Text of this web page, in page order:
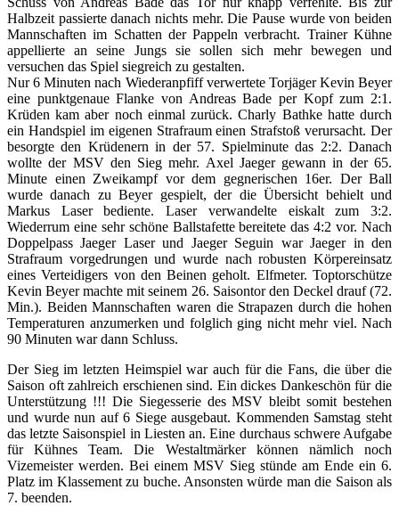
Halbzeit passierte danach nichts mehr. Die Pause wurde von beiden
Mannschaften im Schatten der Pappeln verbracht. Trainer Kühne
appellierte an seine Jungs sie sollen sich mehr bewegen und
versuchen das Spiel siegreich zu gestalten.
Nur 6 Minuten nach Wiederanpfiff verwertete Torjäger Kevin Beyer
eine punktgenaue Flanke von Andreas Bade per Kopf zum 2:1.
Krüden kam aber noch einmal zurück. Charly Bathke hatte durch
ein Handspiel im eigenen Strafraum einen Strafstoß verursacht. Der
besorgte den Krüdenern in der 57. Spielminute das 2:2. Danach
wollte der MSV den Sieg mehr. Axel Jaeger gewann in der 65.
Minute einen Zweikampf vor dem gegnerischen 16er. Der Ball
wurde danach zu Beyer gespielt, der die Übersicht behielt und
Markus Laser bediente. Laser verwandelte eiskalt zum 3:2.
Wiederrum eine sehr schöne Ballstafette bereitete das 4:2 vor. Nach
Doppelpass Jaeger Laser und Jaeger Seguin war Jaeger in den
Strafraum vorgedrungen und wurde nach robusten Körpereinsatz
eines Verteidigers von den Beinen geholt. Elfmeter. Toptorschütze
Kevin Beyer machte mit seinem 26. Saisontor den Deckel drauf (72.
Min.). Beiden Mannschaften waren die Strapazen durch die hohen
Temperaturen anzumerken und folglich ging nicht mehr viel. Nach
90 Minuten war dann Schluss.
Der Sieg im letzten Heimspiel war auch für die Fans, die über die
Saison oft zahlreich erschienen sind. Ein dickes Dankeschön für die
Unterstützung !!! Die Siegesserie des MSV bleibt somit bestehen
und wurde nun auf 6 Siege ausgebaut. Kommenden Samstag steht
das letzte Saisonspiel in Liesten an. Eine durchaus schwere Aufgabe
für Kühnes Team. Die Westaltmärker können nämlich noch
Vizemeister werden. Bei einem MSV Sieg stünde am Ende ein 6.
Platz im Klassement zu buche. Ansonsten würde man die Saison als
7. beenden.